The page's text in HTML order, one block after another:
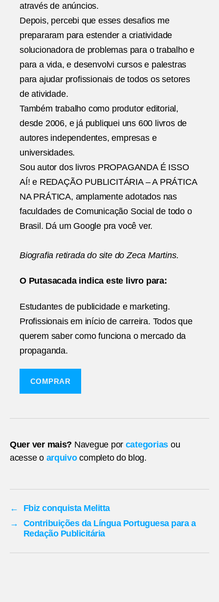
através de anúncios.
Depois, percebi que esses desafios me
prepararam para estender a criatividade
solucionadora de problemas para o trabalho e
para a vida, e desenvolvi cursos e palestras
para ajudar profissionais de todos os setores
de atividade.
Também trabalho como produtor editorial,
desde 2006, e já publiquei uns 600 livros de
autores independentes, empresas e
universidades.
Sou autor dos livros PROPAGANDA É ISSO
AÍ! e REDAÇÃO PUBLICITÁRIA – A PRÁTICA
NA PRÁTICA, amplamente adotados nas
faculdades de Comunicação Social de todo o
Brasil. Dá um Google pra você ver.
Biografia retirada do site do Zeca Martins.
O Putasacada indica este livro para:
Estudantes de publicidade e marketing.
Profissionais em início de carreira. Todos que
querem saber como funciona o mercado da
propaganda.
COMPRAR
Quer ver mais? Navegue por categorias ou
acesse o arquivocompleto do blog.
←
Fbiz conquista Melitta
→
Contribuições da Língua Portuguesa para a
Redação Publicitária